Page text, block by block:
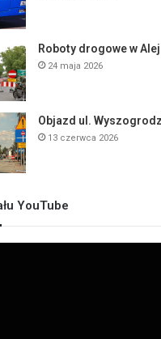
Roboty drogowe w
24 maja 2026
Objazd ul.
13 czerwca 2026
YouTube